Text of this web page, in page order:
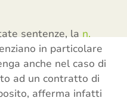
sentenze, lan.
in particolare
anche nel caso di
ad un contratto di
afferma infatti